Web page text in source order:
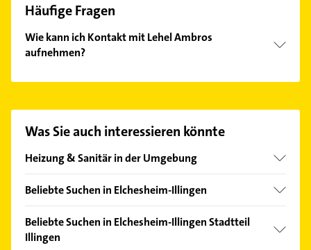
Häufige Fragen
Wie kann ich Kontakt mit Lehel Ambros
aufnehmen?
finden Sie alleKontaktdaten.
Was Sie auch interessieren könnte
Heizung & Sanitär in der Umgebung
Durmersheim
Rastatt
Muggensturm
Beliebte Suchen in Elchesheim-Illingen
Fensterbauer
Fenster
Beliebte Suchen in Elchesheim-Illingen Stadtteil
Illingen